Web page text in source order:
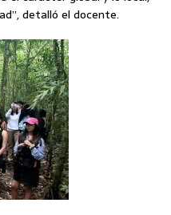
detalló el docente.